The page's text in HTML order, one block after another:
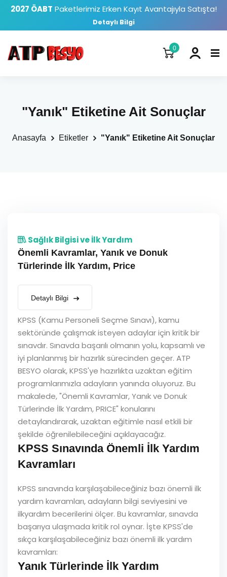
2027 ÖABT Paketlerimiz Erken Kayıt Avantajıyla Satışta!
Detaylı Bilgi
0
"Yanık" Etiketine Ait Sonuçlar
Anasayfa Etiketler "Yanık" Etiketine Ait Sonuçlar
Sağlık Bilgisi ve İlk Yardım
Önemli Kavramlar, Yanık ve Donuk
Türlerinde İlk Yardım, Price
Detaylı Bilgi
KPSS (Kamu Personeli Seçme Sınavı), kamu
sektöründe çalışmak isteyen adaylar için kritik bir
sınavdır. Sınavda başarılı olmanın yolu, kapsamlı ve
iyi planlanmış bir hazırlık sürecinden geçer. ATP
BESYO olarak, KPSS'ye hazırlıkta uzaktan eğitim
programlarımızla adayların yanında oluyoruz. Bu
makalede, "Önemli Kavramlar, Yanık ve Donuk
Türlerinde İlk Yardım, PRICE" konularını
detaylandırarak, uzaktan eğitimle nasıl etkili bir
şekilde öğrenilebileceğini açıklayacağız.
KPSS Sınavında Önemli İlk Yardım
Kavramları
KPSS sınavında karşılaşabileceğiniz bazı önemli ilk
yardım kavramları, adayların bilgi seviyesini ve
ilkyardım becerilerini ölçer. Bu kavramlar, sınavda
başarıya ulaşmada kritik rol oynar. İşte KPSS'de
sıkça karşılaşabileceğiniz bazı önemli ilk yardım
kavramları:
Yanık Türlerinde İlk Yardım